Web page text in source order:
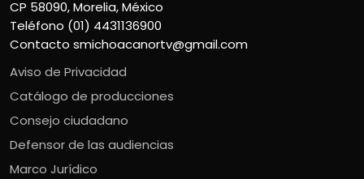
CP 58090, Morelia, México
Teléfono (01) 4431136900
Contacto smichoacanortv@gmail.com
Aviso de Privacidad
Catálogo de producciones
Consejo ciudadano
Defensor de las audiencias
Marco Jurídico